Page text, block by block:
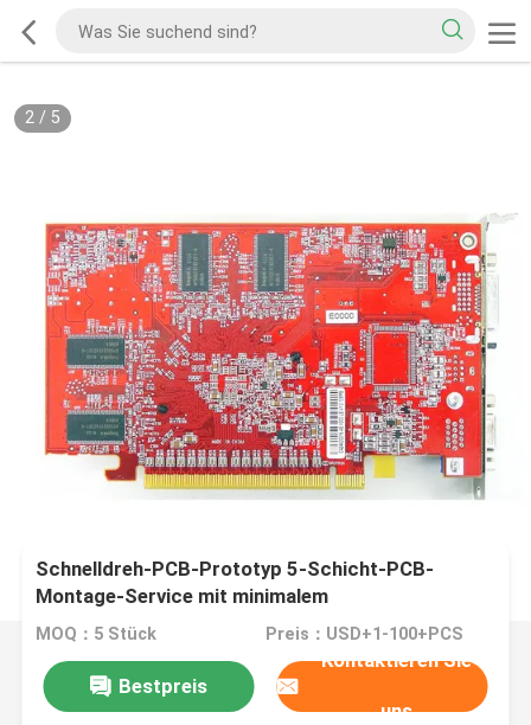
2/ 5
Schnelldreh-PCB-Prototyp 5-Schicht-PCB-
Montage-Service mit minimalem
Lochdurchmesser
MOQ：5 Stück Preis：USD+1-100+PCS
Bestpreis
Kontaktieren Sie
uns